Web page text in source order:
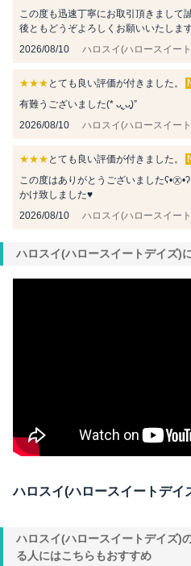
この度も迅速丁寧にお取引頂きまして
後ともどうぞよろしくお願いいたしま
2026/08/10
ハロスイ(ハロースイー
★★★ とても良い評価が付きました。
有難うございました(* ᴗ͈ˬᴗ͈)”
2026/08/10
ハロスイ(ハロースイー
★★★ とても良い評価が付きました。
この度はありがとうございましたʕ•㉨
かけ致しました♥︎
2026/08/10
ハロスイ(ハロースイー
ハロスイ(ハロースイートデイズ)
ハロスイ(ハロースイートデ
ハロスイ(ハロースイートデイズ)
る人にはこちらもおすすめ